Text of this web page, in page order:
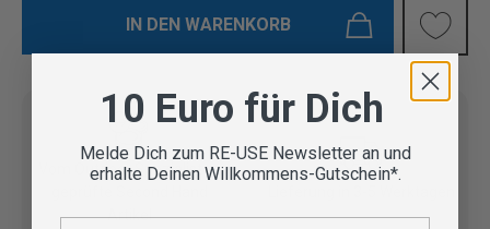
IN DEN WARENKORB
Vom Outdoor Spezialisten
Artikel
10 Euro für Dich
Melde Dich zum RE-USE Newsletter an und
erhalte Deinen Willkommens-Gutschein*.